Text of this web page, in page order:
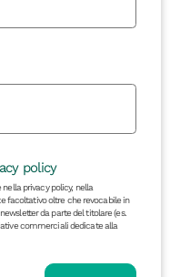
policy
privacy policy, nella
facoltativo oltre che revocabile in
da parte del titolare (es.
commerciali dedicate alla